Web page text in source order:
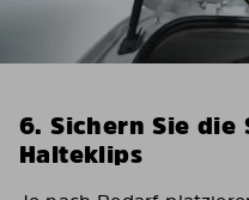
6. Sichern Sie die
Halteklips